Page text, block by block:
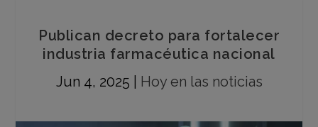
Publican decreto para fortalecer
industria farmacéutica nacional
Jun 4, 2025
Hoy en las noticias